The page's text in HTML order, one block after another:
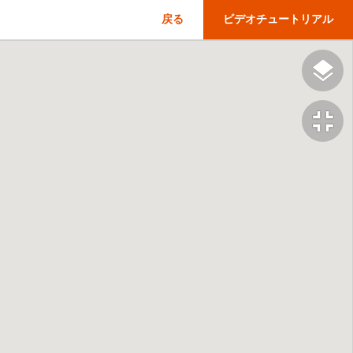
ビデオチュートリアル
戻る
fullscreen_exit